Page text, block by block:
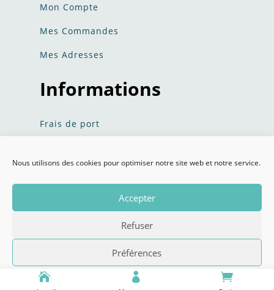
Nous utilisons des cookies pour optimiser notre site web et notre service.
Accepter
Refuser
Préférences
Politique de confidentialité
Mon Compte
Mes Commandes
Mes Adresses
Informations
Frais de port
Conditions Générales de Ventes
Doggies Discount © 2020 Tous droits réservés –Mentions
– Conception :ARTEM COMMUNICATION